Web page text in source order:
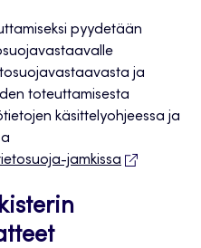
pyydetään
ja
toteuttamisesta
käsittelyohjeessa ja
jamkissa